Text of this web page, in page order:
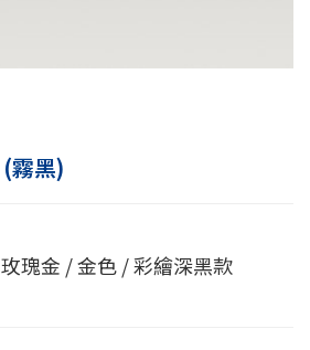
霧黑)
瑰金 / 金色 / 彩繪深黑款